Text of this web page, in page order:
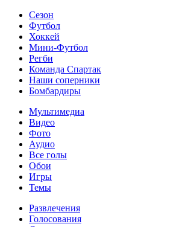
Сезон
Футбол
Хоккей
Мини-Футбол
Регби
Команда Спартак
Наши соперники
Бомбардиры
Мультимедиа
Видео
Фото
Аудио
Все голы
Обои
Игры
Темы
Развлечения
Голосования